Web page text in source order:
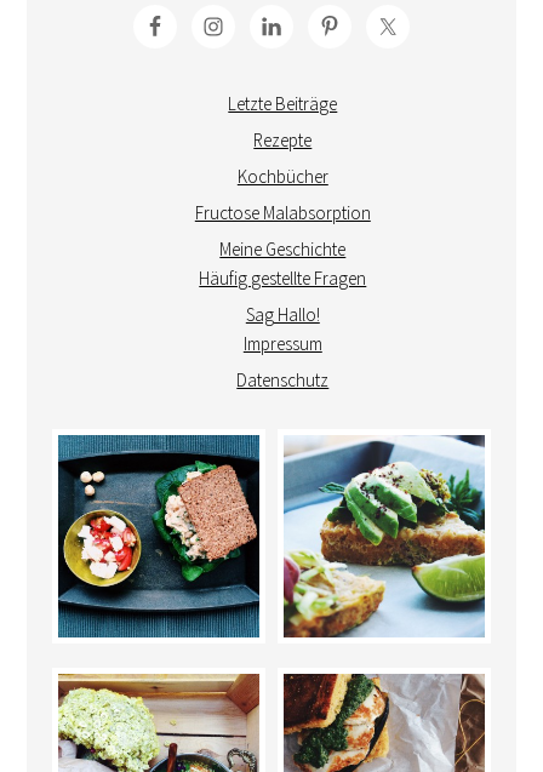
Letzte Beiträge
Rezepte
Kochbücher
Fructose Malabsorption
Meine Geschichte
Häufig gestellte Fragen
Sag Hallo!
Impressum
Datenschutz